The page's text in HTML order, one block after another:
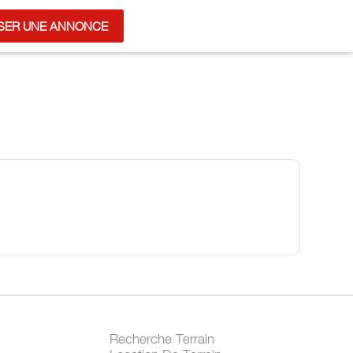
UNE ANNONCE
Recherche Terrain